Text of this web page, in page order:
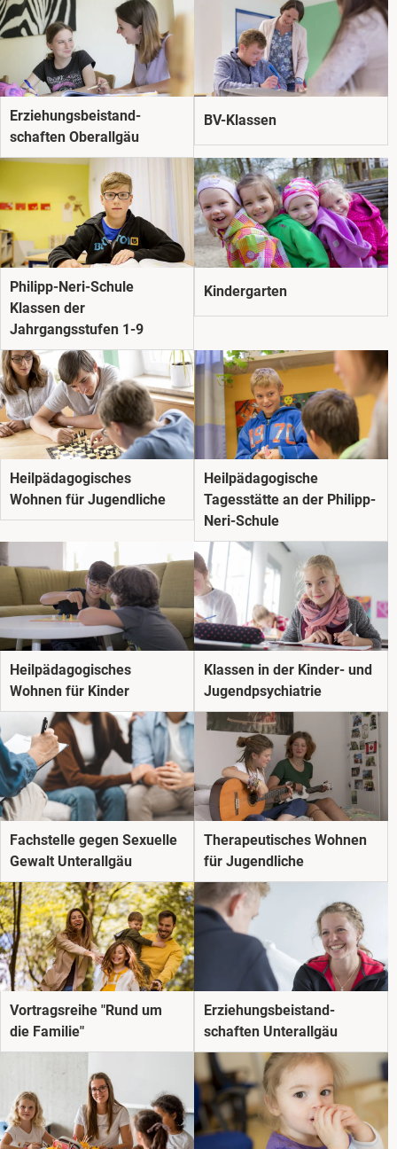
Erziehungs­beistand­
schaften Oberallgäu
BV-Klassen
Philipp-Neri-Schule
Klassen der
Jahrgangsstufen 1-9
Kindergarten
Heilpädagogisches
Wohnen für Jugendliche
Heilpädagogische
Tagesstätte an der Philipp-
Neri-Schule
Heilpädagogisches
Wohnen für Kinder
Klassen in der Kinder- und
Jugendpsychiatrie
Fachstelle gegen Sexuelle
Gewalt Unterallgäu
Therapeutisches Wohnen
für Jugendliche
Vortragsreihe "Rund um
die Familie"
Erziehungs­beistand­
schaften Unterallgäu